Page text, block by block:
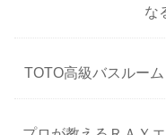
な
TOTO高級バスルー